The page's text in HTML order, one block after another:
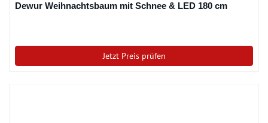
Dewur Weihnachtsbaum mit Schnee & LED 180 cm
Jetzt Preis prüfen